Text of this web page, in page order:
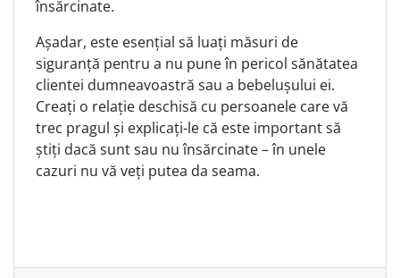
însărcinate.
Așadar, este esențial să luați măsuri de
siguranță pentru a nu pune în pericol sănătatea
clientei dumneavoastră sau a be­belușului ei.
Creați o relație deschisă cu persoanele care vă
trec pragul și explicați-le că este important să
știți dacă sunt sau nu însărcinate – în unele
cazuri nu vă veți putea da seama.